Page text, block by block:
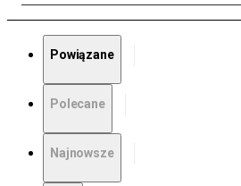
Powiązane
Polecane
Najnowsze